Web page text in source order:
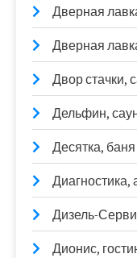
Дверная
Дверная
Двор стачки,
Дельфин,
Десятка, баня
Диагностика,
Дизель-
Дионис,